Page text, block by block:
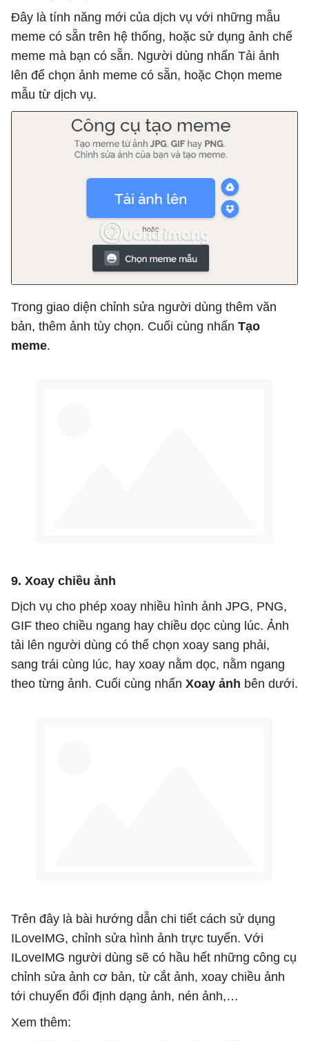
Đây là tính năng mới của dịch vụ với những mẫu
meme có sẵn trên hệ thống, hoặc sử dụng ảnh chế
meme mà bạn có sẵn. Người dùng nhấn Tải ảnh
lên để chọn ảnh meme có sẵn, hoặc Chọn meme
mẫu từ dịch vụ.
Trong giao diện chỉnh sửa người dùng thêm văn
bản, thêm ảnh tùy chọn. Cuối cùng nhấn Tạo
meme.
9. Xoay chiều ảnh
Dịch vụ cho phép xoay nhiều hình ảnh JPG, PNG,
GIF theo chiều ngang hay chiều dọc cùng lúc. Ảnh
tải lên người dùng có thể chọn xoay sang phải,
sang trái cùng lúc, hay xoay nằm dọc, nằm ngang
theo từng ảnh. Cuối cùng nhấn Xoay ảnh bên dưới.
Trên đây là bài hướng dẫn chi tiết cách sử dụng
ILoveIMG, chỉnh sửa hình ảnh trực tuyến. Với
ILoveIMG người dùng sẽ có hầu hết những công cụ
chỉnh sửa ảnh cơ bản, từ cắt ảnh, xoay chiều ảnh
tới chuyển đổi định dạng ảnh, nén ảnh,…
Xem thêm: